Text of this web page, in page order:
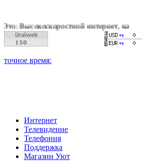
интернет, качественное
Интернет
Телевидение
Телефония
Поддержка
Магазин Уют